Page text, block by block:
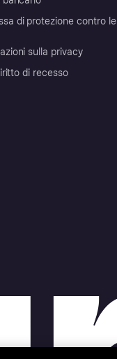
di protezione contro le
sulla privacy
di recesso